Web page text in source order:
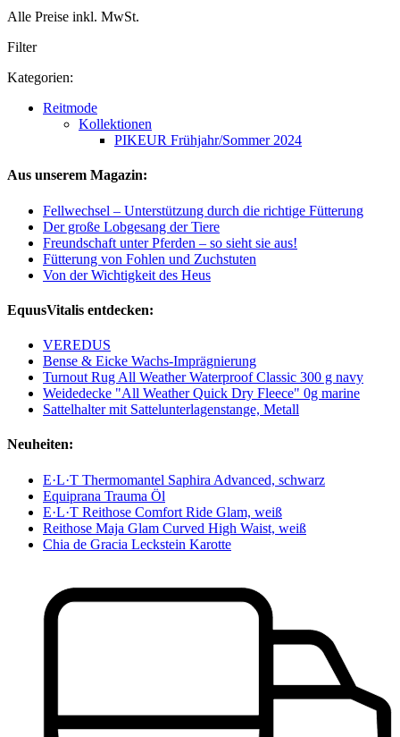
Alle Preise inkl. MwSt.
Filter
Kategorien:
Reitmode
Kollektionen
PIKEUR Frühjahr/Sommer 2024
Aus unserem Magazin:
Fellwechsel – Unterstützung durch die richtige Fütterung
Der große Lobgesang der Tiere
Freundschaft unter Pferden – so sieht sie aus!
Fütterung von Fohlen und Zuchstuten
Von der Wichtigkeit des Heus
EquusVitalis entdecken:
VEREDUS
Bense & Eicke Wachs-Imprägnierung
Turnout Rug All Weather Waterproof Classic 300 g navy
Weidedecke "All Weather Quick Dry Fleece" 0g marine
Sattelhalter mit Sattelunterlagenstange, Metall
Neuheiten:
E·L·T Thermomantel Saphira Advanced, schwarz
Equiprana Trauma Öl
E·L·T Reithose Comfort Ride Glam, weiß
Reithose Maja Glam Curved High Waist, weiß
Chia de Gracia Leckstein Karotte